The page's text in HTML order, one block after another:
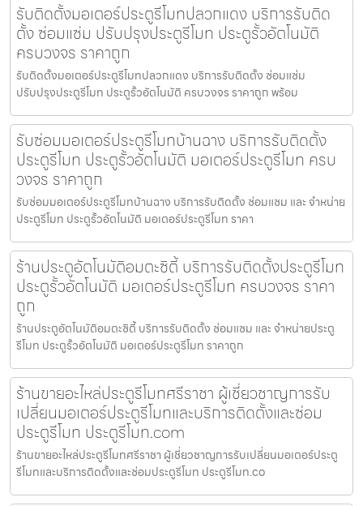
รับติดตั้งมอเตอร์ประตูรีโมทปลวกแดง บริการรับติด
ตั้ง ซ่อมแซ่ม ปรับปรุงประตูรีโมท ประตูรั้วอัตโนมัติ
ครบวงจร ราคาถูก
รับติดตั้งมอเตอร์ประตูรีโมทปลวกแดง บริการรับติดตั้ง ซ่อมแซ่ม
ปรับปรุงประตูรีโมท ประตูรั้วอัตโนมัติ ครบวงจร ราคาถูก พร้อม
รับซ่อมมอเตอร์ประตูรีโมทบ้านฉาง บริการรับติดตั้ง
ประตูรีโมท ประตูรั้วอัตโนมัติ มอเตอร์ประตูรีโมท ครบ
วงจร ราคาถูก
รับซ่อมมอเตอร์ประตูรีโมทบ้านฉาง บริการรับติดตั้ง ซ่อมแซม และ จำหน่าย
ประตูรีโมท ประตูรั้วอัตโนมัติ มอเตอร์ประตูรีโมท ราคา
ร้านประตูอัตโนมัติอมตะซิตี้ บริการรับติดตั้งประตูรีโมท
ประตูรั้วอัตโนมัติ มอเตอร์ประตูรีโมท ครบวงจร ราคา
ถูก
ร้านประตูอัตโนมัติอมตะซิตี้ บริการรับติดตั้ง ซ่อมแซม และ จำหน่ายประตู
รีโมท ประตูรั้วอัตโนมัติ มอเตอร์ประตูรีโมท ราคาถูก
ร้านขายอะไหล่ประตูรีโมทศรีราชา ผู้เชี่ยวชาญการรับ
เปลี่ยนมอเตอร์ประตูรีโมทและบริการติดตั้งและซ่อม
ประตูรีโมท ประตูรีโมท.com
ร้านขายอะไหล่ประตูรีโมทศรีราชา ผู้เชี่ยวชาญการรับเปลี่ยนมอเตอร์ประตู
รีโมทและบริการติดตั้งและซ่อมประตูรีโมท ประตูรีโมท.co